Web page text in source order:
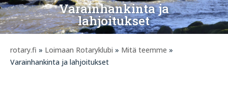
Varainhankinta ja
lahjoitukset
rotary.fi » Loimaan Rotaryklubi » Mitä teemme »
Varainhankinta ja lahjoitukset